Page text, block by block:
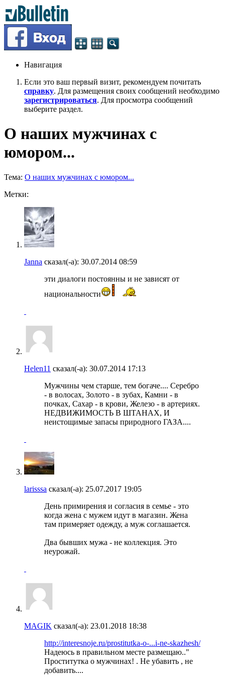
Навигация
Если это ваш первый визит, рекомендуем почитать
справку. Для размещения своих сообщений необходимо
зарегистрироваться. Для просмотра сообщений
выберите раздел.
О наших мужчинах с
юмором...
Тема: О наших мужчинах с юмором...
Метки:
Janna сказал(-а): 30.07.2014 08:59
эти диалоги постоянны и не зависят от
национальности
Helen11 сказал(-а): 30.07.2014 17:13
Мужчины чем старше, тем богаче.... Серебро
- в волосах, Золото - в зубах, Камни - в
почках, Сахар - в крови, Железо - в артериях.
НЕДВИЖИМОСТЬ В ШТАНАХ, И
неистощимые запасы природного ГАЗА....
larisssa сказал(-а): 25.07.2017 19:05
День примирения и согласия в семье - это
когда жена с мужем идут в магазин. Жена
там примеряет одежду, а муж соглашается.
Два бывших мужа - не коллекция. Это
неурожай.
MAGIK сказал(-а): 23.01.2018 18:38
http://interesnoje.ru/prostitutka-o-...i-ne-skazhesh/
Надеюсь в правильном месте размещаю.."
Проститутка о мужчинах! . Не убавить , не
добавить....